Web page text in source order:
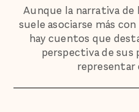
Aunque la narrativa de
suele asociarse más
hay cuentos que
perspectiva de
representar